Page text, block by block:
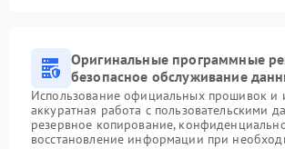
Оригинальные программные
безопасное обслуживание
Использование официальных прошивок и
аккуратная работа с пользовательскими
резервное копирование,
восстановление информации при